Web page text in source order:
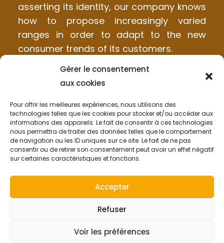
Gérer le consentement
aux cookies
Pour offrir les meilleures expériences, nous utilisons des
technologies telles que les cookies pour stocker et/ou accéder aux
informations des appareils. Le fait de consentir à ces technologies
nous permettra de traiter des données telles que le comportement
de navigation ou les ID uniques sur ce site. Le fait de ne pas
consentir ou de retirer son consentement peut avoir un effet négatif
sur certaines caractéristiques et fonctions.
Accepter
Refuser
Voir les préférences
asserting its identity, our company knows
how to propose increasingly varied
ranges in order to adapt to the new
consumer trends of its customers.
About Us
Our Products
FAQ
News
Flours Fried Chicken – Breadcrumbs – Marinades –
Oils
| Copyright © 2022 A